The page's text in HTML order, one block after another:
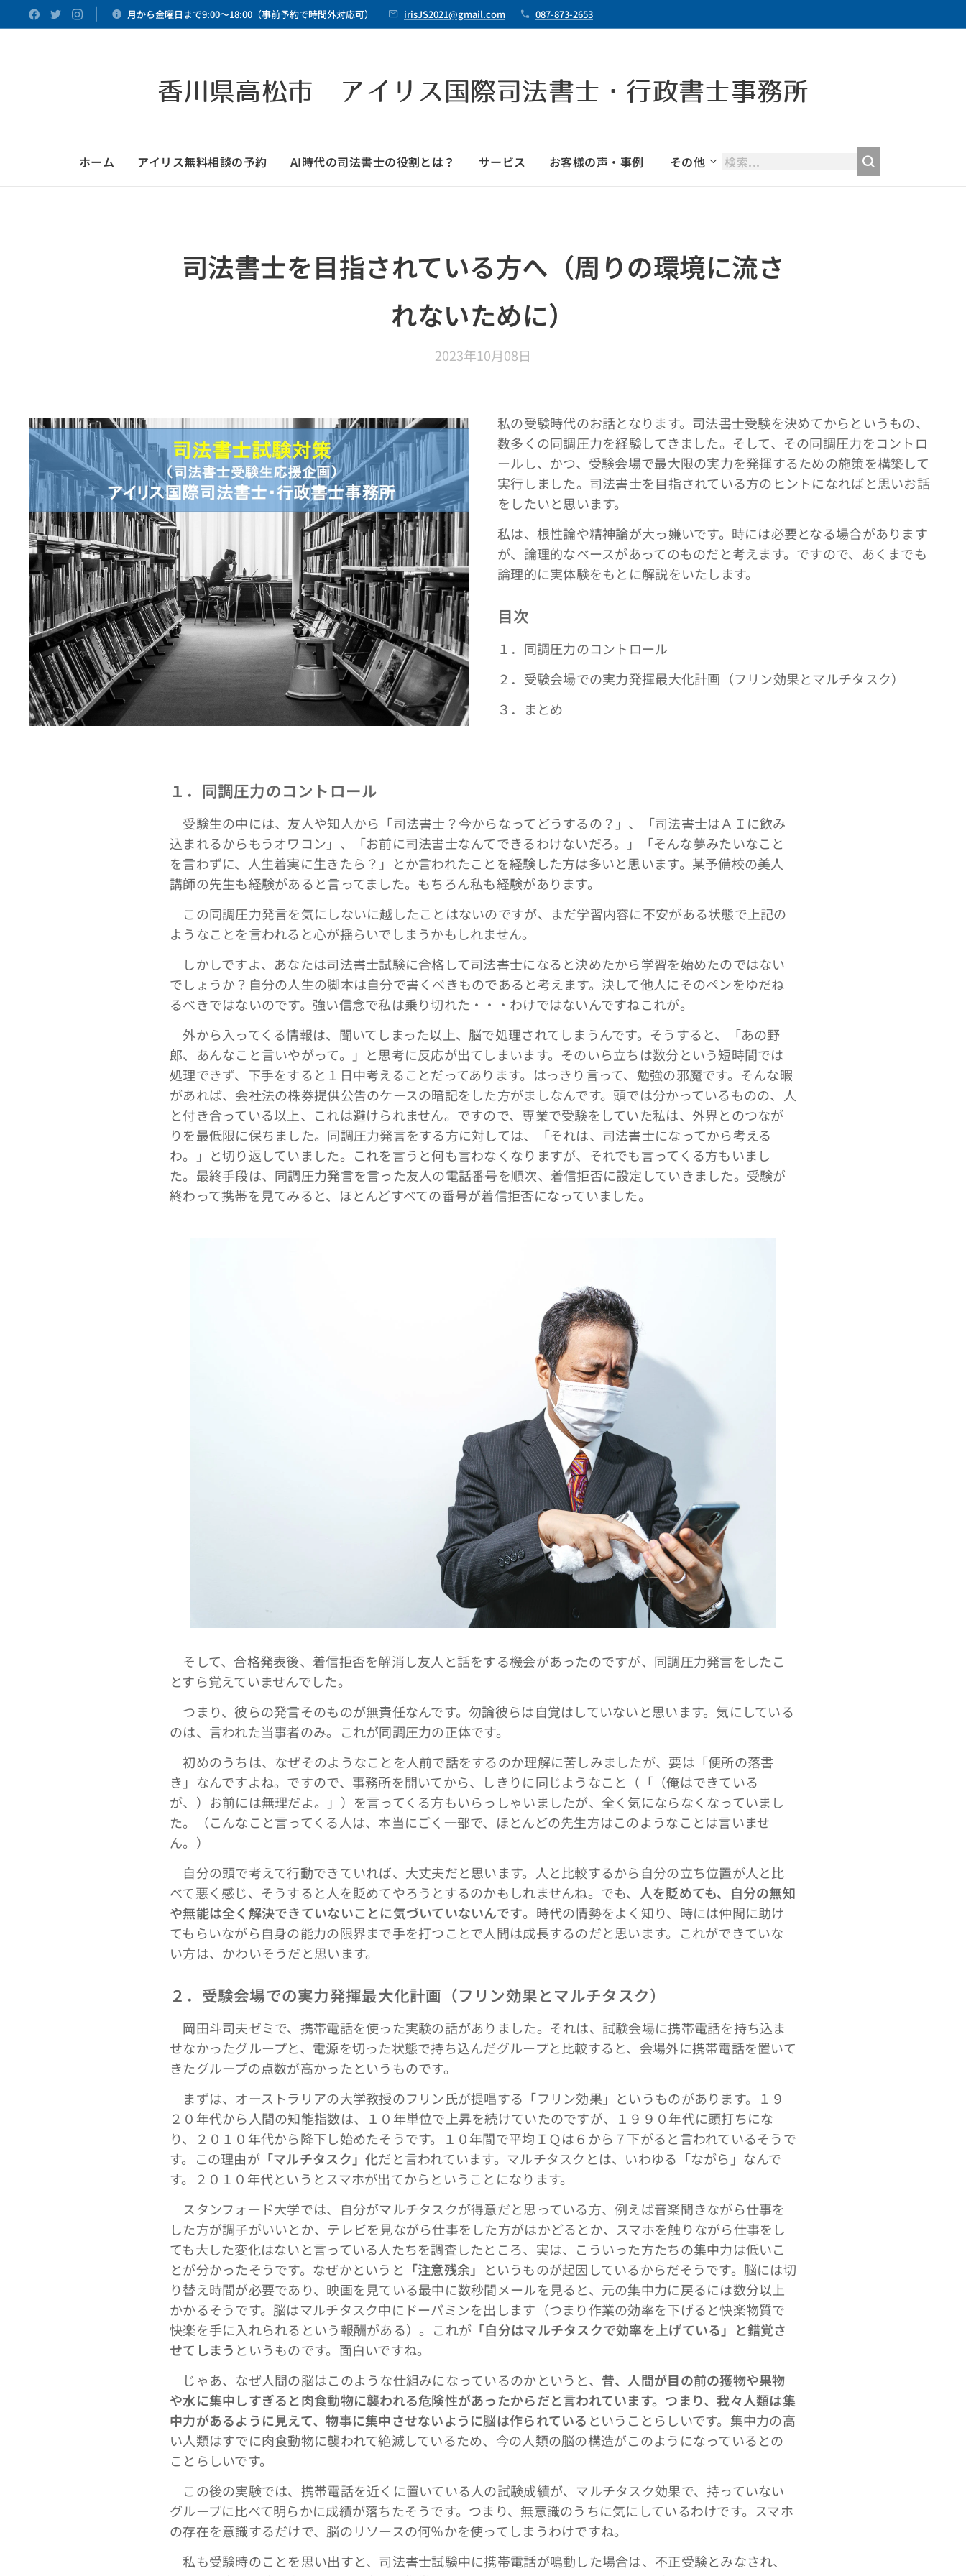
月から金曜日まで9:00～18:00（事前予約で時間外対応可） irisJS2021@gmail.com 087-873-2653
香川県高松市 アイリス国際司法書士・行政書士事務所
ホーム アイリス無料相談の予約 AI時代の司法書士の役割とは？ サービス お客様の声・事例 その他
司法書士を目指されている方へ（周りの環境に流さ
れないために）
2023年10月08日
私の受験時代のお話となります。司法書士受験を決めてからというもの、
数多くの同調圧力を経験してきました。そして、その同調圧力をコントロ
ールし、かつ、受験会場で最大限の実力を発揮するための施策を構築して
実行しました。司法書士を目指されている方のヒントになればと思いお話
をしたいと思います。
私は、根性論や精神論が大っ嫌いです。時には必要となる場合があります
が、論理的なベースがあってのものだと考えます。ですので、あくまでも
論理的に実体験をもとに解説をいたします。
目次
１．同調圧力のコントロール
２．受験会場での実力発揮最大化計画（フリン効果とマルチタスク）
３．まとめ
１．同調圧力のコントロール
受験生の中には、友人や知人から「司法書士？今からなってどうするの？」、「司法書士はＡＩに飲み
込まれるからもうオワコン」、「お前に司法書士なんてできるわけないだろ。」「そんな夢みたいなこと
を言わずに、人生着実に生きたら？」とか言われたことを経験した方は多いと思います。某予備校の美人
講師の先生も経験があると言ってました。もちろん私も経験があります。
この同調圧力発言を気にしないに越したことはないのですが、まだ学習内容に不安がある状態で上記の
ようなことを言われると心が揺らいでしまうかもしれません。
しかしですよ、あなたは司法書士試験に合格して司法書士になると決めたから学習を始めたのではない
でしょうか？自分の人生の脚本は自分で書くべきものであると考えます。決して他人にそのペンをゆだね
るべきではないのです。強い信念で私は乗り切れた・・・わけではないんですねこれが。
外から入ってくる情報は、聞いてしまった以上、脳で処理されてしまうんです。そうすると、「あの野
郎、あんなこと言いやがって。」と思考に反応が出てしまいます。そのいら立ちは数分という短時間では
処理できず、下手をすると１日中考えることだってあります。はっきり言って、勉強の邪魔です。そんな暇
があれば、会社法の株券提供公告のケースの暗記をした方がましなんです。頭では分かっているものの、人
と付き合っている以上、これは避けられません。ですので、専業で受験をしていた私は、外界とのつなが
りを最低限に保ちました。同調圧力発言をする方に対しては、「それは、司法書士になってから考える
わ。」と切り返していました。これを言うと何も言わなくなりますが、それでも言ってくる方もいまし
た。最終手段は、同調圧力発言を言った友人の電話番号を順次、着信拒否に設定していきました。受験が
終わって携帯を見てみると、ほとんどすべての番号が着信拒否になっていました。
そして、合格発表後、着信拒否を解消し友人と話をする機会があったのですが、同調圧力発言をしたこ
とすら覚えていませんでした。
つまり、彼らの発言そのものが無責任なんです。勿論彼らは自覚はしていないと思います。気にしている
のは、言われた当事者のみ。これが同調圧力の正体です。
初めのうちは、なぜそのようなことを人前で話をするのか理解に苦しみましたが、要は「便所の落書
き」なんですよね。ですので、事務所を開いてから、しきりに同じようなこと（「（俺はできている
が、）お前には無理だよ。」）を言ってくる方もいらっしゃいましたが、全く気にならなくなっていまし
た。（こんなこと言ってくる人は、本当にごく一部で、ほとんどの先生方はこのようなことは言いませ
ん。）
自分の頭で考えて行動できていれば、大丈夫だと思います。人と比較するから自分の立ち位置が人と比
べて悪く感じ、そうすると人を貶めてやろうとするのかもしれませんね。でも、 人を貶めても、自分の無知
や無能は全く解決できていないことに気づいていないんです。時代の情勢をよく知り、時には仲間に助け
てもらいながら自身の能力の限界まで手を打つことで人間は成長するのだと思います。これができていな
い方は、かわいそうだと思います。
２．受験会場での実力発揮最大化計画（フリン効果とマルチタスク）
岡田斗司夫ゼミで、携帯電話を使った実験の話がありました。それは、試験会場に携帯電話を持ち込ま
せなかったグループと、電源を切った状態で持ち込んだグループと比較すると、会場外に携帯電話を置いて
きたグループの点数が高かったというものです。
まずは、オーストラリアの大学教授のフリン氏が提唱する「フリン効果」というものがあります。１９
２０年代から人間の知能指数は、１０年単位で上昇を続けていたのですが、１９９０年代に頭打ちにな
り、２０１０年代から降下し始めたそうです。１０年間で平均ＩＱは６から７下がると言われているそうで
す。この理由が「マルチタスク」化だと言われています。マルチタスクとは、いわゆる「ながら」なんで
す。２０１０年代というとスマホが出てからということになります。
スタンフォード大学では、自分がマルチタスクが得意だと思っている方、例えば音楽聞きながら仕事を
した方が調子がいいとか、テレビを見ながら仕事をした方がはかどるとか、スマホを触りながら仕事をし
ても大した変化はないと言っている人たちを調査したところ、実は、こういった方たちの集中力は低いこ
とが分かったそうです。なぜかというと 「注意残余」 というものが起因しているからだそうです。脳には切
り替え時間が必要であり、映画を見ている最中に数秒間メールを見ると、元の集中力に戻るには数分以上
かかるそうです。脳はマルチタスク中にドーパミンを出します（つまり作業の効率を下げると快楽物質で
快楽を手に入れられるという報酬がある）。これが 「自分はマルチタスクで効率を上げている」と錯覚さ
せてしまう というものです。面白いですね。
じゃあ、なぜ人間の脳はこのような仕組みになっているのかというと、 昔、人間が目の前の獲物や果物
や水に集中しすぎると肉食動物に襲われる危険性があったからだと言われています。つまり、我々人類は集
中力があるように見えて、物事に集中させないように脳は作られている ということらしいです。集中力の高
い人類はすでに肉食動物に襲われて絶滅しているため、今の人類の脳の構造がこのようになっているとの
ことらしいです。
この後の実験では、携帯電話を近くに置いている人の試験成績が、マルチタスク効果で、持っていない
グループに比べて明らかに成績が落ちたそうです。つまり、無意識のうちに気にしているわけです。スマホ
の存在を意識するだけで、脳のリソースの何％かを使ってしまうわけですね。
私も受験時のことを思い出すと、司法書士試験中に携帯電話が鳴動した場合は、不正受験とみなされ、